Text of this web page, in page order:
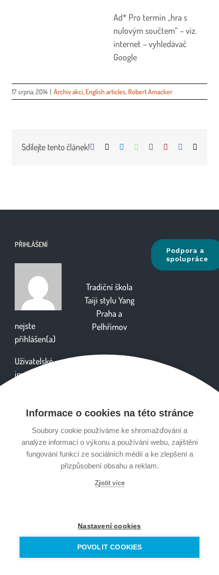
Ad* Pro termín „hra s
nulovým součtem“ – viz.
internet – vyhledávač
Google
17 srpna, 2014 | Archiv akcí, English articles, Robert Amacker
Sdílejte tento článek! Facebook LinkedInWhatsApp
TumblrPinterest
PŘIHLÁŠENÍ
nejste
přihlášen(a)
Uživatelské
jméno
Heslo
Tradiční škola
Taiji stylu Yang
Praha a
Pelhřimov
Podpora a
spolupráce
Obsah tohoto webu je určen výhradně pro studijní účely a nenahrazuje lékařskou
péči. Vhodnost cvičení konzultujte s lékařem.
vyrobawebu.cz
Informace o cookies na této stránce
Soubory cookie používáme ke shromažďování a
analýze informací o výkonu a používání webu, zajištění
fungování funkcí ze sociálních médií a ke zlepšení a
přizpůsobení obsahu a reklam.
Zjistit více
Nastavení cookies
POVOLIT COOKIES